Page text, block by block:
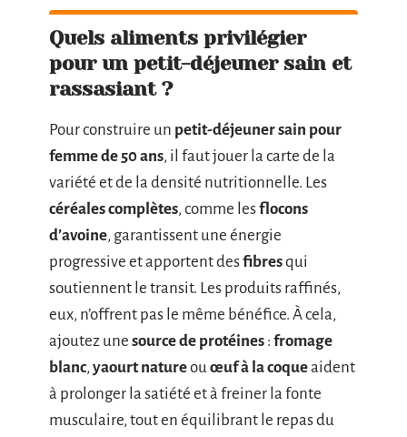
Quels aliments privilégier
pour un petit-déjeuner sain et
rassasiant ?
Pour construire un petit-déjeuner sain pour
femme de 50 ans, il faut jouer la carte de la
variété et de la densité nutritionnelle. Les
céréales complètes, comme lesflocons
d’avoine, garantissent une énergie
progressive et apportent desfibresqui
soutiennent le transit. Les produits raffinés,
eux, n’offrent pas le même bénéfice. À cela,
ajoutez une source de protéines : fromage
blanc,yaourt natureouœuf à la coqueaident
à prolonger la satiété et à freiner la fonte
musculaire, tout en équilibrant le repas du